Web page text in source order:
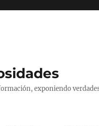
exponiendo